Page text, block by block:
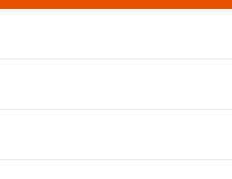
Гарантия Оплата Доставка